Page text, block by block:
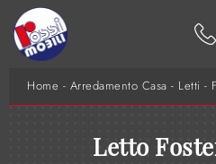
Home - Arredamento Casa - Letti -
Letto